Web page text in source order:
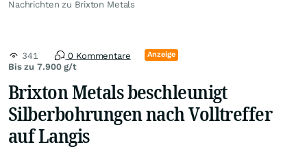
Nachrichten zu Brixton Metals
Bis zu 7.900 g/t
341 0 Kommentare Anzeige
Brixton Metals beschleunigt
Silberbohrungen nach Volltreffer
auf Langis